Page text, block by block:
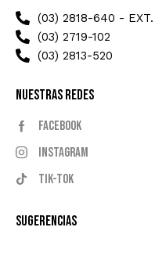
(03) 2818-640 - EXT.
(03) 2719-102
(03) 2813-520
Nuestras Redes
Facebook
Instagram
Tik-tok
Sugerencias